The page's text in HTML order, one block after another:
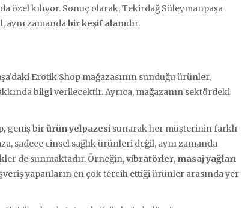
özel kılıyor. Sonuç olarak, Tekirdağ Süleymanpaşa
aynı zamandabir keşif alanıdır.
Erotik Shop mağazasının sunduğu ürünler,
bilgi verilecektir. Ayrıca, mağazanın sektördeki
geniş birürün yelpazesi sunarak her müşterinin farklı
sadece cinsel sağlık ürünleri değil, aynı zamanda
de sunmaktadır. Örneğin,vibratörler, masaj yağları
yapanların en çok tercih ettiği ürünler arasında yer